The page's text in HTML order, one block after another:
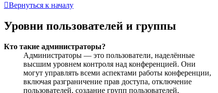
Вернуться к началу
Уровни пользователей и группы
Кто такие администраторы?
Администраторы — это пользователи, наделённые
высшим уровнем контроля над конференцией. Они
могут управлять всеми аспектами работы конференции,
включая разграничение прав доступа, отключение
пользователей, создание групп пользователей,